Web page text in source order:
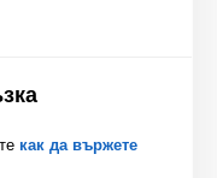
как да вържете